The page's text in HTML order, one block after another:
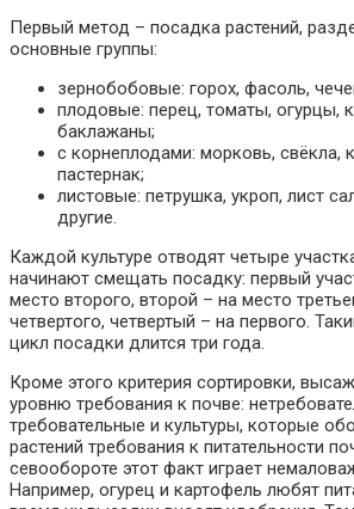
Первый метод – посадка растений,
основные группы:
зернобобовые: горох, фасоль,
плодовые: перец, томаты, огурцы,
баклажаны;
с корнеплодами: морковь, свёкла,
пастернак;
листовые: петрушка, укроп, лист
другие.
Каждой культуре отводят четыре
начинают смещать посадку: первый
место второго, второй – на место
четвертого, четвертый – на первого.
цикл посадки длится три года.
Кроме этого критерия сортировки,
уровню требования к почве:
требовательные и культуры, которые
растений требования к питательности
севообороте этот факт играет
Например, огурец и картофель любят